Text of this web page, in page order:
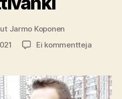
Jarmo Koponen
Ei kommentteja